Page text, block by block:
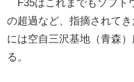
F35はこれまでもソフト
の超過など、指摘されて
には空自三沢基地（青森
る。